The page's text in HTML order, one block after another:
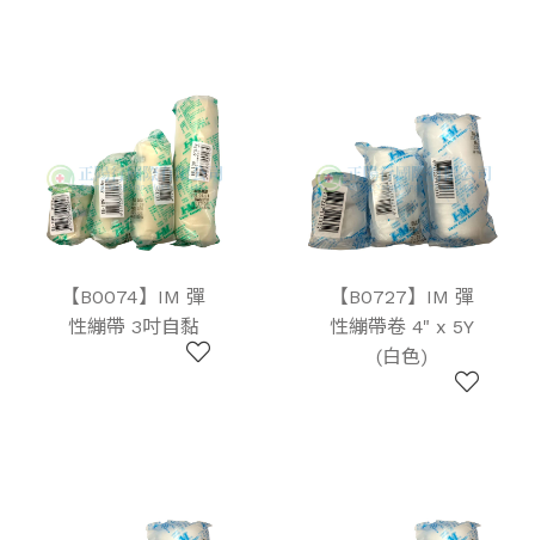
【B0074】IM 彈
性繃帶 3吋自黏
【B0727】IM 彈
性繃帶卷 4" x 5Y
(白色)